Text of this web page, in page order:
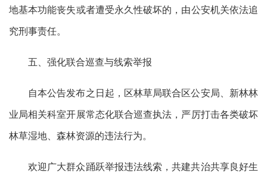
地基本功能丧失或者遭受永久性破坏的 ， 由公安机关依法追
究刑事责任。
五、强化联合巡查与线索举报
自本公告发布之日起，区林草局联合区公安局、新林林
业局相关科室开展常态化联合巡查执法，严厉打击各类破坏
林草湿地、森林资源的违法行为。
欢迎广大群众踊跃举报违法线索，共建共治共享良好生